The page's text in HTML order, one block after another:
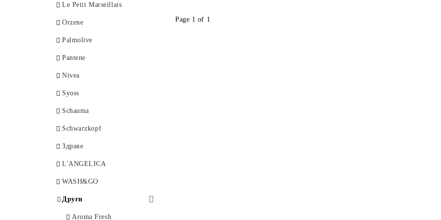
Le Petit Marseillais
Orzene
Palmolive
Pantene
Nivea
Syoss
Schauma
Schwarzkopf
Здраве
L'ANGELICA
WASH&GO
Други
Aroma Fresh
Page 1 of 1